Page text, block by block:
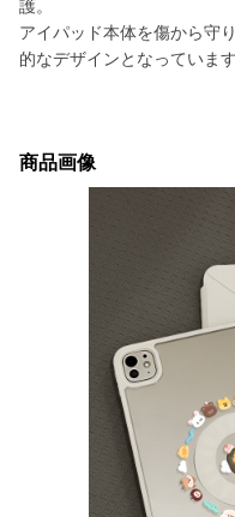
護。
アイパッド本体を傷から守
的なデザインとなっています
商品画像